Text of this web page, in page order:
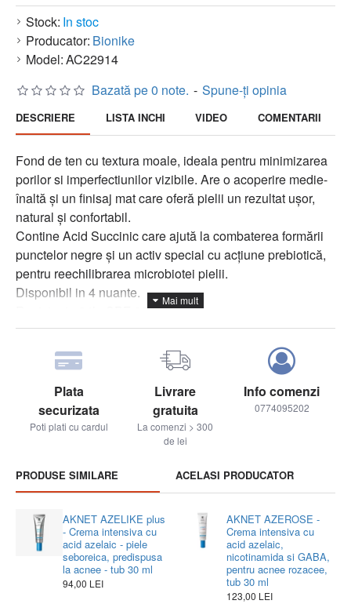
Stock: In stoc
Producator: Bionike
Model:AC22914
Bazată pe 0 note. - Spune-ţi opinia
PRODUSE SIMILARE ACELASI PRODUCATOR
AKNET AZELIKE plus
- Crema intensiva cu
acid azelaic - piele
seboreica, predispusa
la acnee - tub 30 ml
94,00 LEI
AKNET AZEROSE -
Crema intensiva cu
acid azelaic,
nicotinamida si GABA,
pentru acnee rozacee,
tub 30 ml
123,00 LEI
Plata
securizata
Poti plati cu cardul
Livrare
gratuita
La comenzi > 300
de lei
Info comenzi
0774095202
DESCRIERE LISTA INCHI VIDEO COMENTARII
Fond de ten cu textura moale, ideala pentru minimizarea
porilor si imperfectiunilor vizibile. Are o acoperire medie-
înaltă și un finisaj mat care oferă pielii un rezultat ușor,
natural și confortabil.
Contine Acid Succinic care ajută la combaterea formării
punctelor negre și un activ special cu acțiune prebiotică,
pentru reechilibrarea microbiotei pielii.
Disponibil in 4 nuante.
Rezistenta 24h. SPF 30
Testat a fi non-comedogenic.
Contine:
Acid succinic
combate Cutibacterium acnes.
Extract de Chlorella
derivate din microalge care
promovează echilibrul microbiotei pielii.
Pigmenți micronizați filtre UV .
alergenica BioNike sau direct cu varful degetelor.